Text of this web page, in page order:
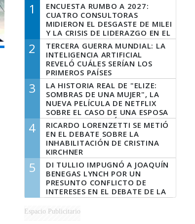
1
ENCUESTA RUMBO A 2027:
CUATRO CONSULTORAS
MIDIERON EL DESGASTE DE MILEI
Y LA CRISIS DE LIDERAZGO EN EL
PERONISMO
2
TERCERA GUERRA MUNDIAL: LA
INTELIGENCIA ARTIFICIAL
REVELÓ CUÁLES SERÍAN LOS
PRIMEROS PAÍSES
LATINOAMERICANOS EN SER
DERROTADOS
3
LA HISTORIA REAL DE "ELIZE:
SOMBRAS DE UNA MUJER", LA
NUEVA PELÍCULA DE NETFLIX
SOBRE EL CASO DE UNA ESPOSA
QUE DESCUARTIZÓ A SU
MARIDO
4
RICARDO LORENZETTI SE METIÓ
EN EL DEBATE SOBRE LA
INHABILITACIÓN DE CRISTINA
KIRCHNER
5
DI TULLIO IMPUGNÓ A JOAQUÍN
BENEGAS LYNCH POR UN
PRESUNTO CONFLICTO DE
INTERESES EN EL DEBATE DE LA
LEY DE TIERRAS
Espacio Publicitario